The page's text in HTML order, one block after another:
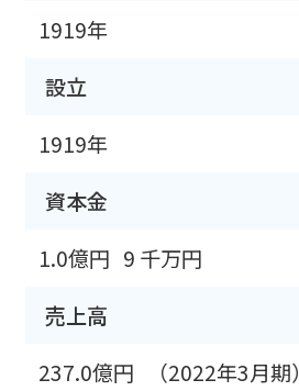
1919年
設立
1919年
資本金
1.0億円 9 千万円
売上高
237.0億円
（2022年3月期）